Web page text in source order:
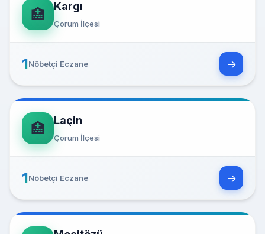
🏥 Kargı
Çorum İlçesi
1Nöbetçi Eczane →
🏥 Laçin
Çorum İlçesi
1Nöbetçi Eczane →